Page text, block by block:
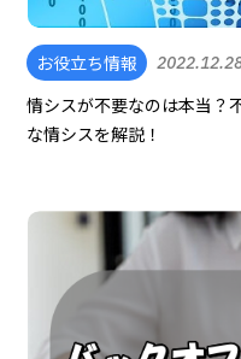
お役立ち情報
情シスが不要なのは本当？
な情シスを解説！